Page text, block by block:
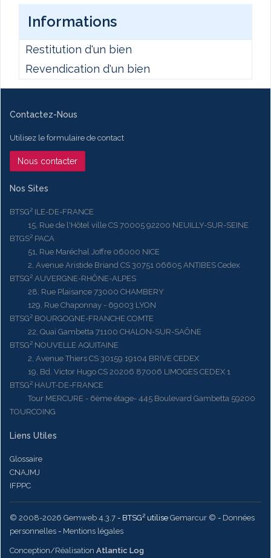
Informations
Restitution d'un bien
Revendication d'un bien
Contactez-Nous
Utilisez le formulaire de contact
Nous contacter
Nos Sites
BTSG² ILE-DE-FRANCE
15, Rue de l'Hôtel ville CS 70005 92200 NEUILLY-SUR-SEINE
BTGS² PACA
51, Rue Maréchal Joffre 06000 NICE
2, Avenue Aristide Briand CS 30751 06605 ANTIBES Cedex
BTSG² AUVERGNE-RHÔNE-ALPES
28, Rue Plaisance 73000 CHAMBERY
129, Rue Chaponnay - 69003 LYON
BTSG² BOURGOGNE-FRANCHE COMTE
22, Quai Gambetta 71100 CHALON-SUR-SAÔNE
BTSG² NOUVELLE AQUITAINE
2, Avenue Thiers CS 30159 19104 BRIVE CEDEX
19, Bd. Victor Hugo CS 20206 87006 LIMOGES CEDEX 1
BTSG² HAUT-DE-FRANCE
Tour MERCURE - 6ème étage- 445 Boulevard Gambetta 59200
TOURCOING
Liens Utiles
Glossaire
CNAJMJ
IFPPC
© 2008-2026 Gemweb 4.3.7 - BTSG² utilise Gemarcur © - Données
personnelles - Mentions légales
Conception/Réalisation Atlantic Log